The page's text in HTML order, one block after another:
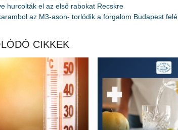
hurcolták el az első rabokat Recskre
az M3-ason- torlódik a forgalom Budapest felé
CIKKEK